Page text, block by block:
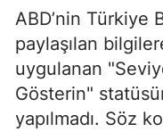
ABD’nin Türkiye
paylaşılan
uygulanan
Gösterin"
yapılmadı. Söz